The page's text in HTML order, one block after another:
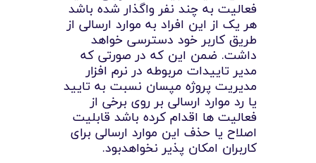
لیست قیمت محصولات
فعالیت به چند نفر واگذار شده باشد
هر یک از این افراد به موارد ارسالی از
طریق کاربر خود دسترسی خواهد
داشت. ضمن این که در صورتی که
مدیر تاییدات مربوطه در نرم افزار
مدیریت پروژه مپسان نسبت به تایید
یا رد موارد ارسالی بر روی برخی از
فعالیت ها اقدام کرده باشد قابلیت
اصلاح یا حذف این موارد ارسالی برای
کاربران امکان پذیر نخواهدبود.